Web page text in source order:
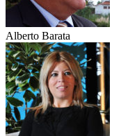
Alberto Barata